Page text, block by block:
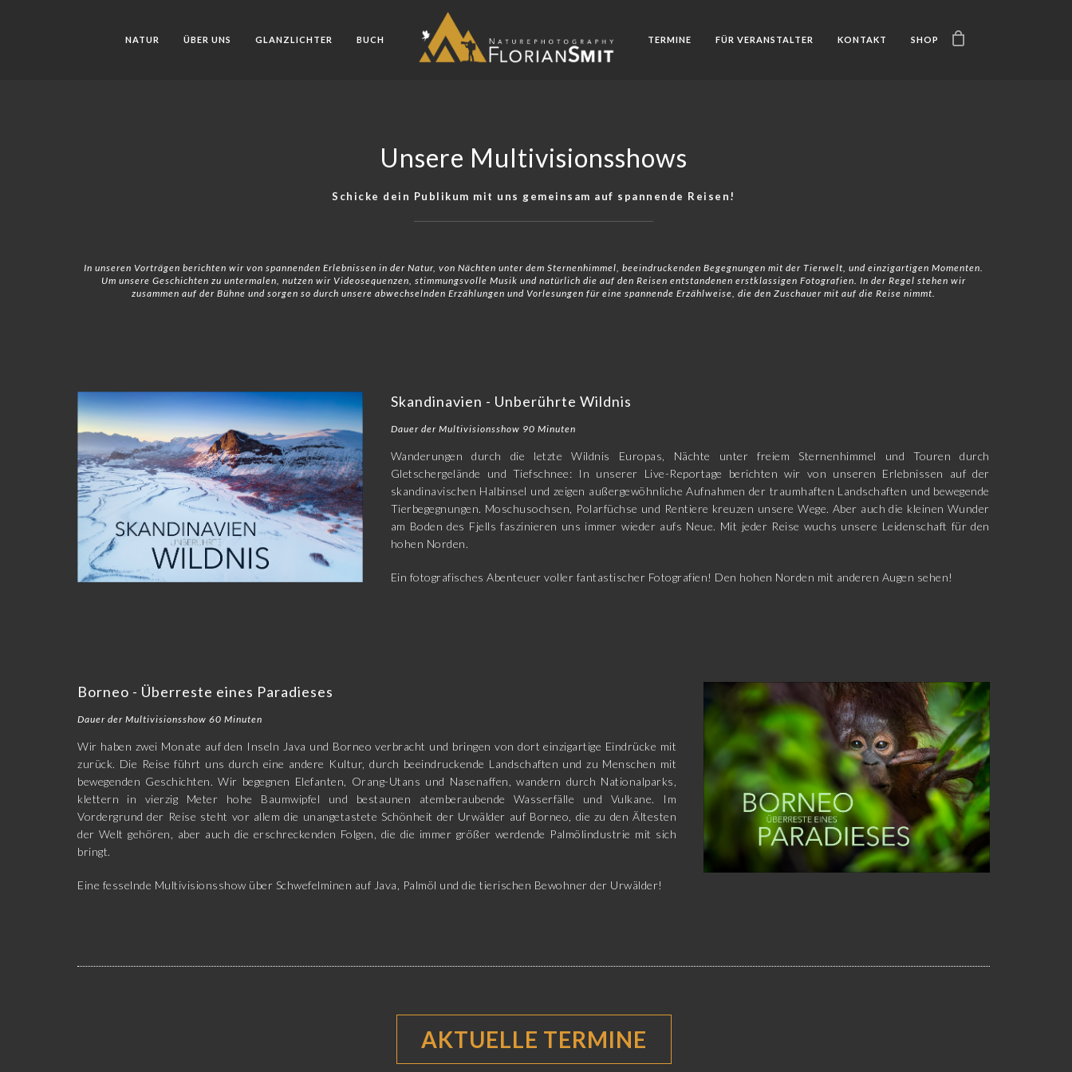
NATUR ÜBER UNS GLANZLICHTER BUCH TERMINE FÜR VERANSTALTER KONTAKT SHOP
Unsere Multivisionsshows
Schicke dein Publikum mit uns gemeinsam auf spannende Reisen!
In unseren Vorträgen berichten wir von spannenden Erlebnissen in der Natur, von Nächten unter dem Sternenhimmel, beeindruckenden Begegnungen mit der Tierwelt, und einzigartigen Momenten.
Um unsere Geschichten zu untermalen, nutzen wir Videosequenzen, stimmungsvolle Musik und natürlich die auf den Reisen entstandenen erstklassigen Fotografien. In der Regel stehen wir
zusammen auf der Bühne und sorgen so durch unsere abwechselnden Erzählungen und Vorlesungen für eine spannende Erzählweise, die den Zuschauer mit auf die Reise nimmt.
Skandinavien - Unberührte Wildnis
Dauer der Multivisionsshow 90 Minuten
Wanderungen durch die letzte Wildnis Europas, Nächte unter freiem Sternenhimmel und Touren durch
Gletschergelände und Tiefschnee: In unserer Live-Reportage berichten wir von unseren Erlebnissen auf der
skandinavischen Halbinsel und zeigen außergewöhnliche Aufnahmen der traumhaften Landschaften und bewegende
Tierbegegnungen. Moschusochsen, Polarfüchse und Rentiere kreuzen unsere Wege. Aber auch die kleinen Wunder
am Boden des Fjells faszinieren uns immer wieder aufs Neue. Mit jeder Reise wuchs unsere Leidenschaft für den
hohen Norden.
Ein fotografisches Abenteuer voller fantastischer Fotografien! Den hohen Norden mit anderen Augen sehen!
Borneo - Überreste eines Paradieses
Dauer der Multivisionsshow 60 Minuten
Wir haben zwei Monate auf den Inseln Java und Borneo verbracht und bringen von dort einzigartige Eindrücke mit
zurück. Die Reise führt uns durch eine andere Kultur, durch beeindruckende Landschaften und zu Menschen mit
bewegenden Geschichten. Wir begegnen Elefanten, Orang-Utans und Nasenaffen, wandern durch Nationalparks,
klettern in vierzig Meter hohe Baumwipfel und bestaunen atemberaubende Wasserfälle und Vulkane. Im
Vordergrund der Reise steht vor allem die unangetastete Schönheit der Urwälder auf Borneo, die zu den Ältesten
der Welt gehören, aber auch die erschreckenden Folgen, die die immer größer werdende Palmölindustrie mit sich
bringt.
Eine fesselnde Multivisionsshow über Schwefelminen auf Java, Palmöl und die tierischen Bewohner der Urwälder!
AKTUELLE TERMINE